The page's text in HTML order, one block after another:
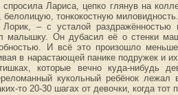
Лариса, цепко глянув на
тонкокостную миловидность.
Лорик, – с усталой
малышку. Он дубасил её о стенки
И всё это произошло
в нарастающей панике подружек и
которые вечно куда-нибудь
кукольный ребёнок
то 20-30 шагах от девочки, когда тот